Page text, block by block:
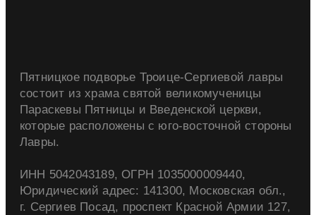
Пятницкое подворье Троице-Сергиевой лавры
состоит из храма святой великомученицы
Параскевы Пятницы и Введенской церкви,
которые расположены с юго-восточной стороны
Лавры.
ИНН 5042043189, ОГРН 1035000009440,
Юридический адрес: 141300, Московская обл.,
г. Сергиев Посад, проспект Красной Армии 127,